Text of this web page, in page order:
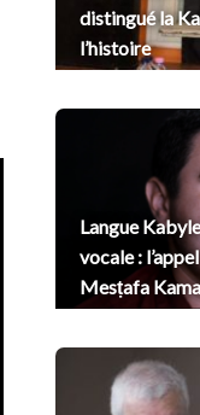
distingué la
l’histoire
Langue
vocale :
Mesṭafa